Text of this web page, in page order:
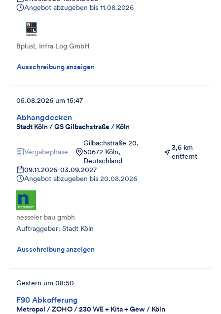
Angebot abzugeben bis 11.08.2026
BplusL Infra Log GmbH
Ausschreibung anzeigen
Abhangdecken
Stadt Köln / GS Gilbachstraße / Köln
05.08.2026 um 15:47
Vergabephase
Gilbachstraße 20,
50672 Köln,
Deutschland
3,6 km
entfernt
09.11.2026-03.09.2027
Angebot abzugeben bis 20.08.2026
nesseler bau gmbh
Auftraggeber: Stadt Köln
Ausschreibung anzeigen
F90 Abkofferung
Metropol / ZOHO / 230 WE + Kita + Gew / Köln
Gestern um 08:50